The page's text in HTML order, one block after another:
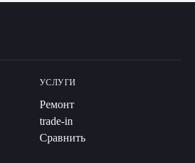
УСЛУГИ
Ремонт
trade-in
Сравнить